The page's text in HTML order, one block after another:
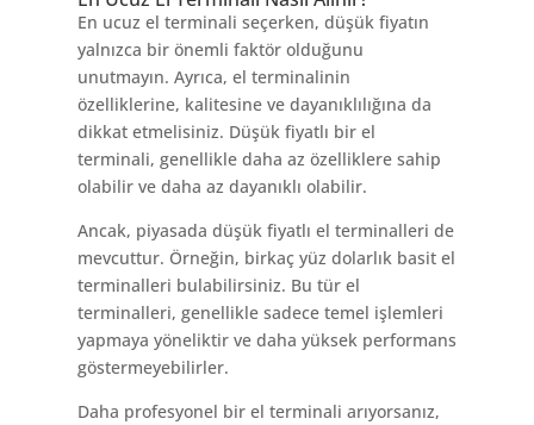
En ucuz el terminali seçerken, düşük fiyatın
yalnızca bir önemli faktör olduğunu
unutmayın. Ayrıca, el terminalinin
özelliklerine, kalitesine ve dayanıklılığına da
dikkat etmelisiniz. Düşük fiyatlı bir el
terminali, genellikle daha az özelliklere sahip
olabilir ve daha az dayanıklı olabilir.
Ancak, piyasada düşük fiyatlı el terminalleri de
mevcuttur. Örneğin, birkaç yüz dolarlık basit el
terminalleri bulabilirsiniz. Bu tür el
terminalleri, genellikle sadece temel işlemleri
yapmaya yöneliktir ve daha yüksek performans
göstermeyebilirler.
Daha profesyonel bir el terminali arıyorsanız,